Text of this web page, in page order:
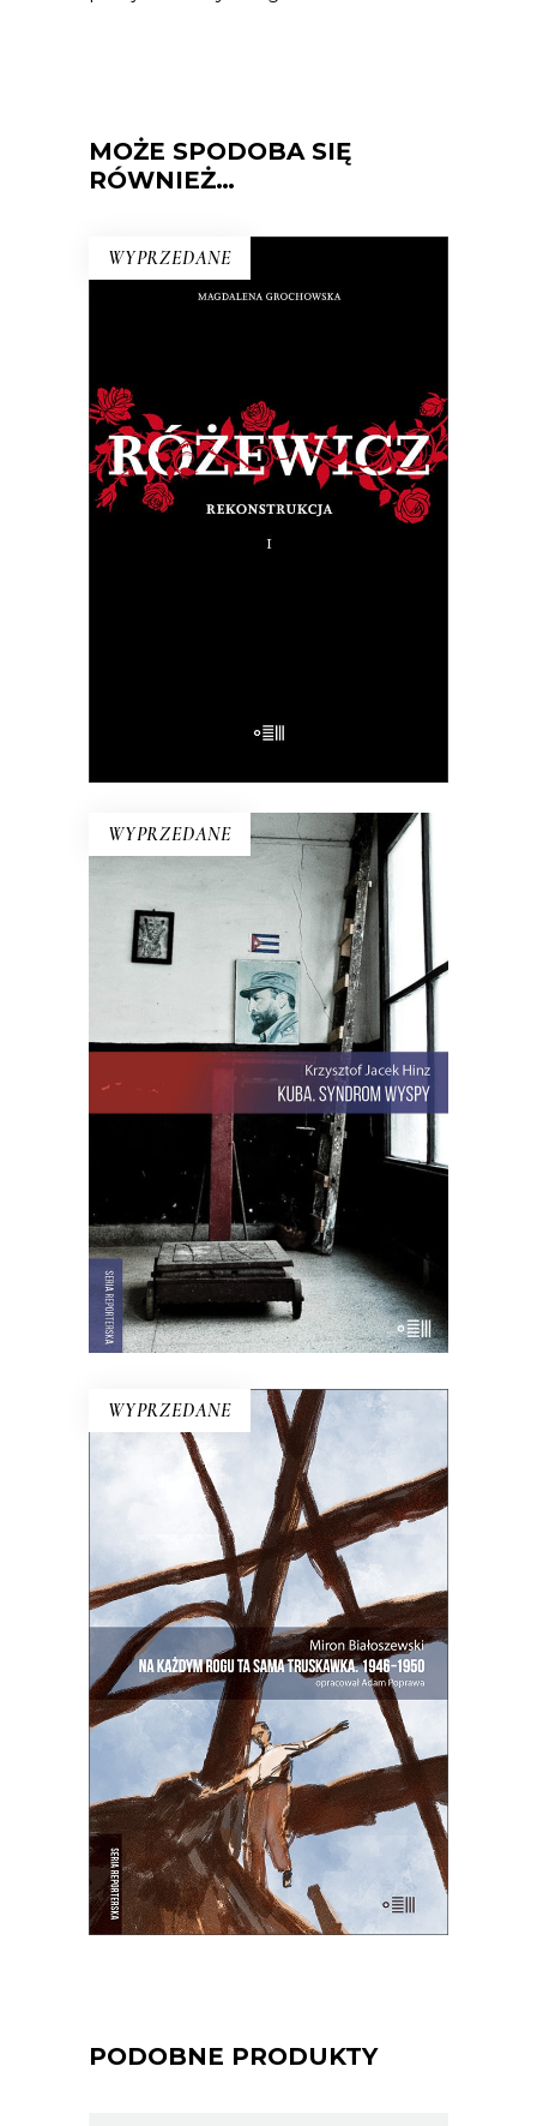
MOŻE SPODOBA SIĘ
RÓWNIEŻ…
WYPRZEDANE
E-BOOK DO KOSZYKA
RÓŻEWICZ. REKONSTRUKCJA
(tom 1)
Na pytanie: „Kim jesteś?”, Tadeusz
Różewicz odpowiedział przed laty: „Kto
mnie uważnie czyta, ten wie”.
WYPRZEDANE
E-BOOK DO KOSZYKA
KUBA. SYNDROM WYSPY
Rewolucja i dysydenci, Kubanki
walczące o podpaski i Kubańczycy,
którzy obrażają rewolucję szortami i
sandałami. Jest tu dawna świetność
Hawany, są prosięta hodowane w
wannach i jest krowa – bohaterka
rewolucji.
44.00 zł 22.00zł
WYPRZEDANE
E-BOOK DO KOSZYKA
NA KAŻDYM ROGU TA SAMA
TRUSKAWKA
Zupełnie nowe miasto. Jakaś inna
Warszawa na starych śmieciach. Skąd
się wzięła?
50.00zł 25.00zł
PODOBNE PRODUKTY